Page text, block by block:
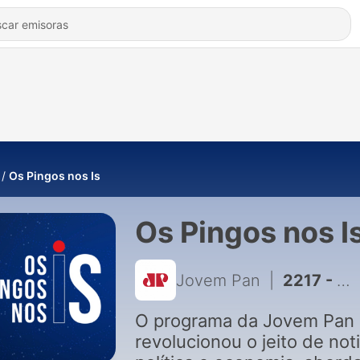
Os Pingos nos Is
Os Pingos nos
Jovem Pan 2217 - Moraes concede 48 horas para Telegram enviar dados de denúncias
O programa da Jovem Pan
revolucionou o jeito de